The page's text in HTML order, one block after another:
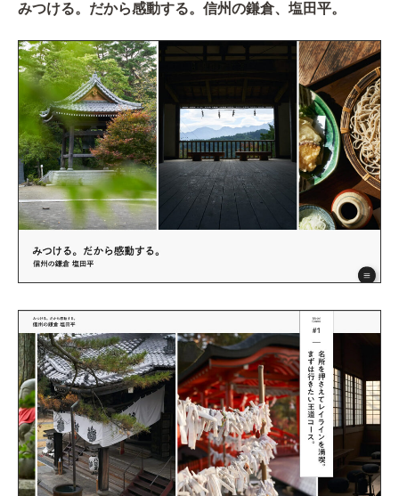
みつける。だから感動する。信州の鎌倉、塩田平。